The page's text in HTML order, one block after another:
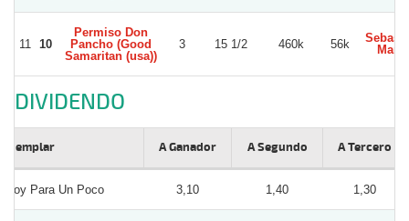
11 10
Permiso Don
Pancho (Good
Samaritan (usa))
3 15 1/2 460k 56k
Marin
DIVIDENDO
Ejemplar A Ganador A Segundo A Tercero
Roy Para Un Poco 3,10 1,40 1,30